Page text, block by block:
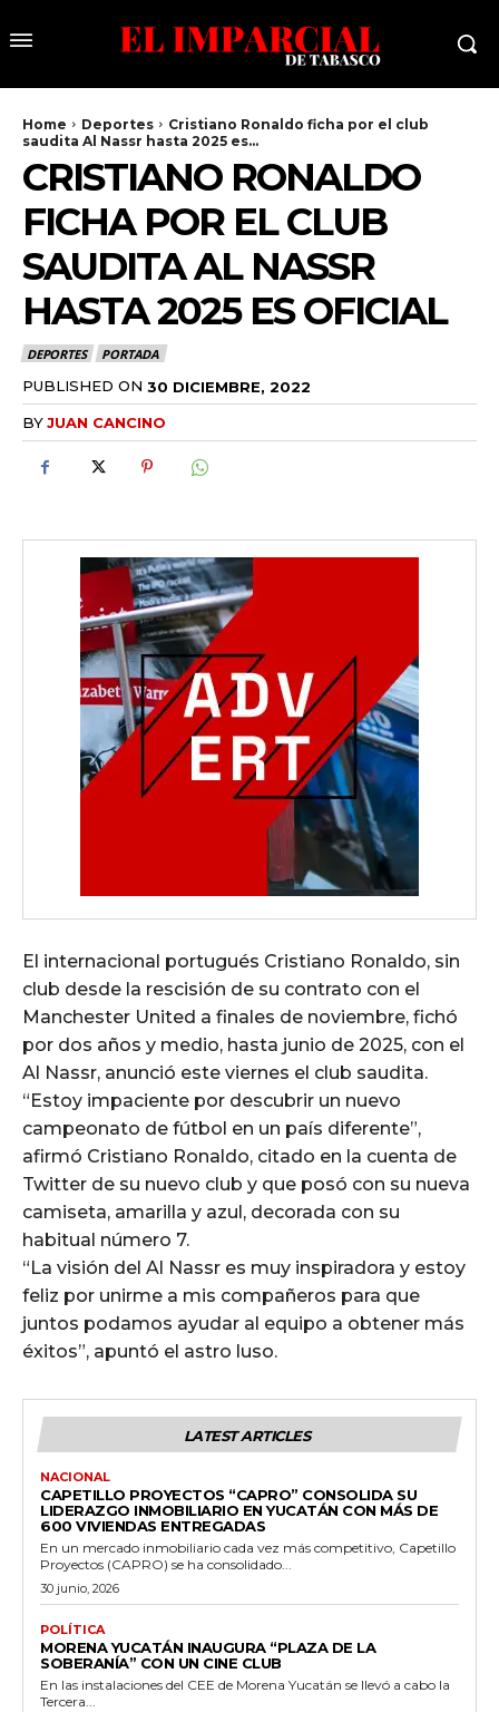
Home Deportes
Cristiano Ronaldo ficha por el club
saudita Al Nassr hasta 2025 es...
CRISTIANO RONALDO
FICHA POR EL CLUB
SAUDITA AL NASSR
HASTA 2025 ES OFICIAL
DEPORTES PORTADA
PUBLISHED ON 30 DICIEMBRE, 2022
BYJUAN CANCINO
El internacional portugués Cristiano Ronaldo, sin
club desde la rescisión de su contrato con el
Manchester United a finales de noviembre, fichó
por dos años y medio, hasta junio de 2025, con el
Al Nassr, anunció este viernes el club saudita.
“Estoy impaciente por descubrir un nuevo
campeonato de fútbol en un país diferente”,
afirmó Cristiano Ronaldo, citado en la cuenta de
Twitter de su nuevo club y que posó con su nueva
camiseta, amarilla y azul, decorada con su
habitual número 7.
“La visión del Al Nassr es muy inspiradora y estoy
feliz por unirme a mis compañeros para que
juntos podamos ayudar al equipo a obtener más
éxitos”, apuntó el astro luso.
LATEST ARTICLES
NACIONAL
CAPETILLO PROYECTOS “CAPRO” CONSOLIDA SU
LIDERAZGO INMOBILIARIO EN YUCATÁN CON MÁS DE
600 VIVIENDAS ENTREGADAS
En un mercado inmobiliario cada vez más competitivo, Capetillo
Proyectos (CAPRO) se ha consolidado...
30 junio, 2026
POLÍTICA
MORENA YUCATÁN INAUGURA “PLAZA DE LA
SOBERANÍA” CON UN CINE CLUB
En las instalaciones del CEE de Morena Yucatán se llevó a cabo la
Tercera...